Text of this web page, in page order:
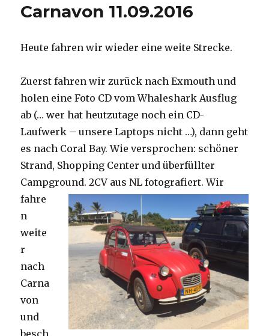
Carnavon 11.09.2016
Heute fahren wir wieder eine weite Strecke.
Zuerst fahren wir zurück nach Exmouth und
holen eine Foto CD vom Whaleshark Ausflug
ab (… wer hat heutzutage noch ein CD-
Laufwerk – unsere Laptops nicht …), dann geht
es nach Coral Bay. Wie versprochen: schöner
Strand, Shopping Center und überfüllter
Campground.2CV aus NL fotografiert. Wir
fahre
n
weite
r
nach
Carna
von
und
besch